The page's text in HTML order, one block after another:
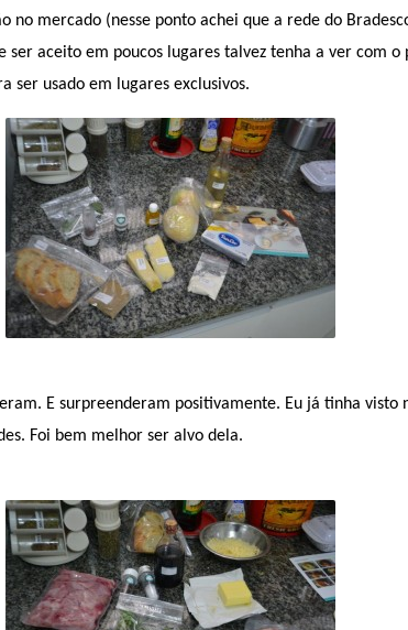
no mercado (nesse ponto achei que a rede do
ser aceito em poucos lugares talvez tenha a ver com o
ser usado em lugares exclusivos.
E surpreenderam positivamente. Eu já tinha visto
Foi bem melhor ser alvo dela.